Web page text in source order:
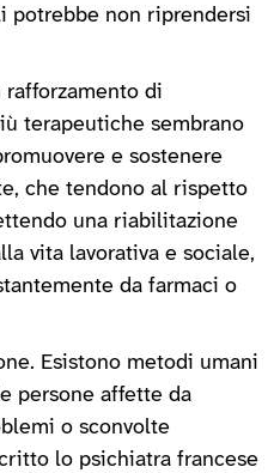
potrebbe non riprendersi
di
terapeutiche sembrano
e sostenere
che tendono al rispetto
una riabilitazione
vita lavorativa e sociale,
da farmaci o
Esistono metodi umani
persone affette da
o sconvolte
lo psichiatra francese